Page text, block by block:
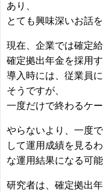
あり、
とても興味深いお話
現在、企業では確定
確定拠出年金を採用
導入時には、従業員
そうですが、
一度だけで終わるケ
やらないより、一度
して運用成績を見る
な運用結果になる可
研究者は、確定拠出